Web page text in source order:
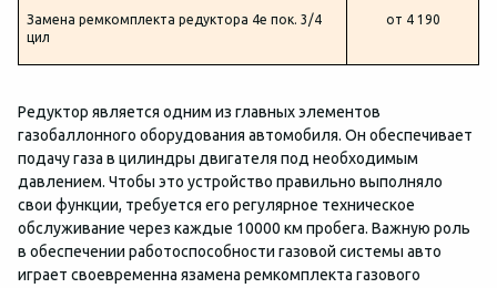
Замена ремкомплекта редуктора 4е пок. 3/4
цил
от 4 190
Редуктор является одним из главных элементов
газобаллонного оборудования автомобиля. Он обеспечивает
подачу газа в цилиндры двигателя под необходимым
давлением. Чтобы это устройство правильно выполняло
свои функции, требуется его регулярное техническое
обслуживание через каждые 10000 км пробега. Важную роль
в обеспечении работоспособности газовой системы авто
играет своевременна язамена ремкомплекта газового